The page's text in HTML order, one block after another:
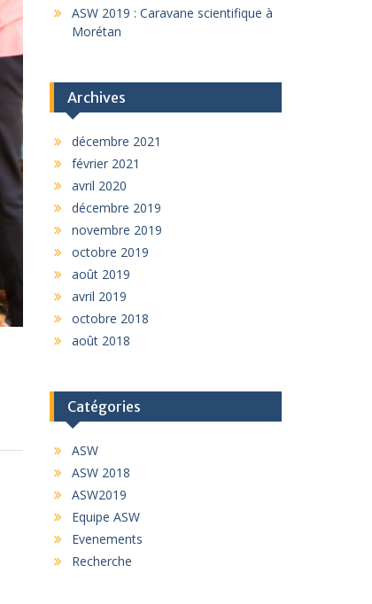
ASW 2019 : Caravane scientifique à
Morétan
Archives
décembre 2021
février 2021
avril 2020
décembre 2019
novembre 2019
octobre 2019
août 2019
avril 2019
octobre 2018
août 2018
Catégories
ASW
ASW 2018
ASW2019
Equipe ASW
Evenements
Recherche